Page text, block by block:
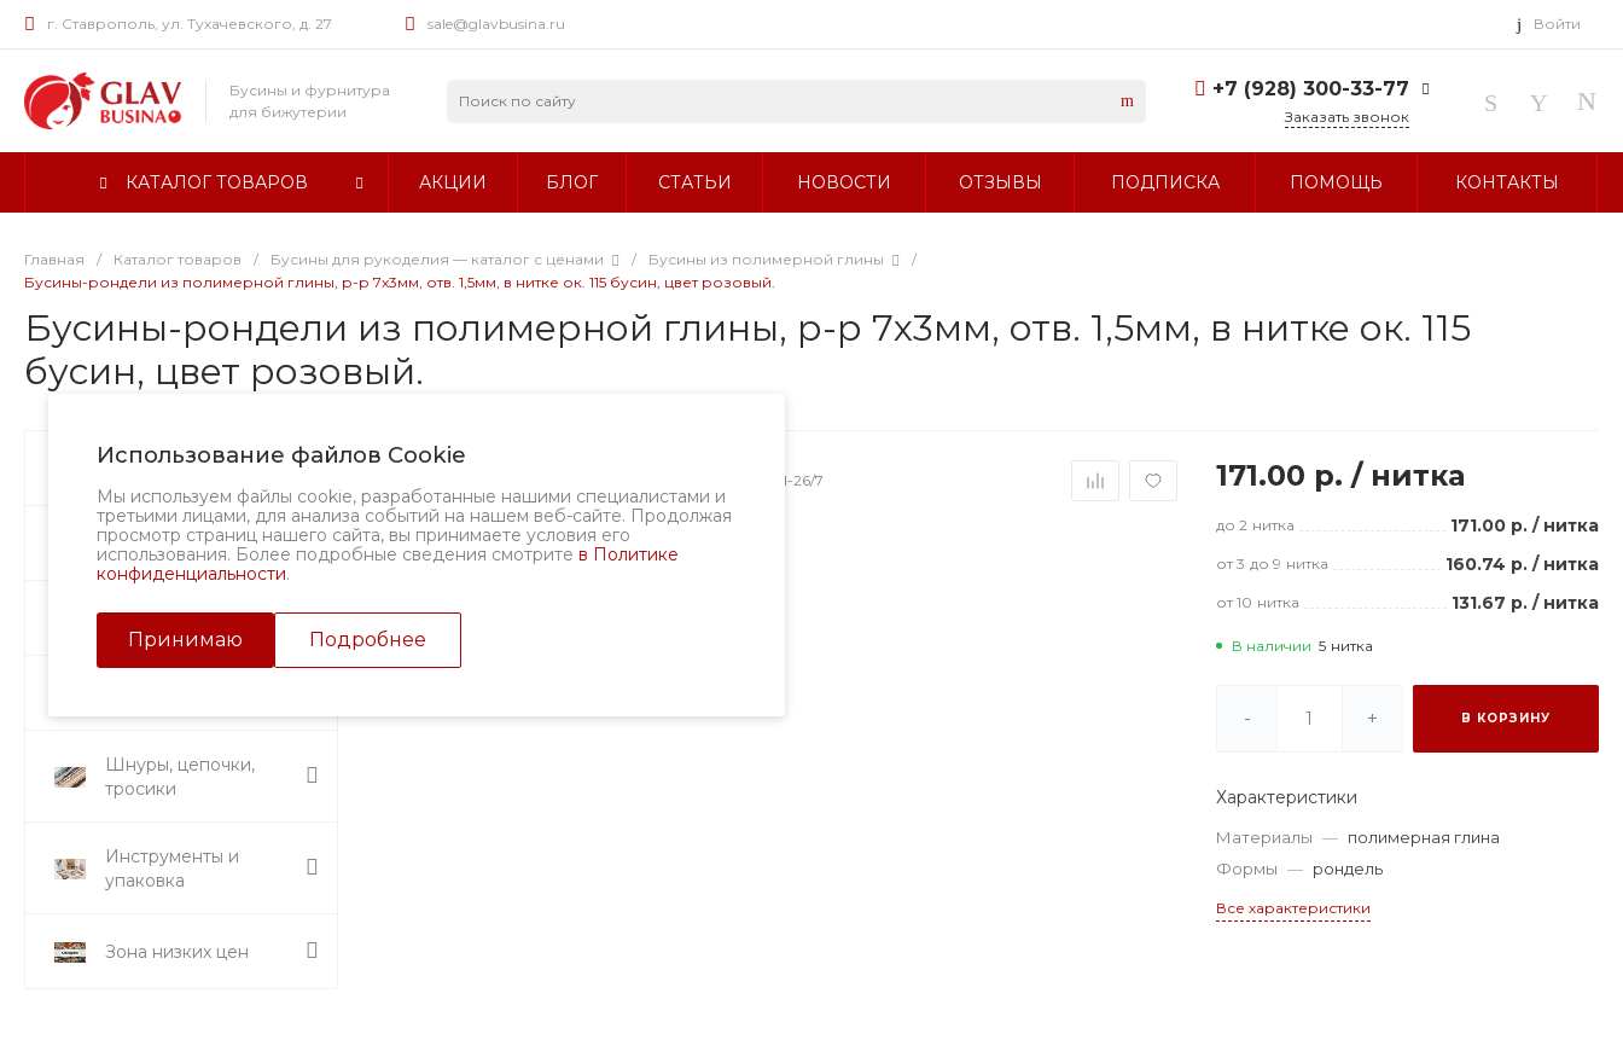
г. Ставрополь, ул. Тухачевского, д. 27 sale@glavbusina.ru Войти
Бусины и фурнитура
для бижутерии
+7 (928) 300-33-77
г. Ставрополь, ул.
Заказать звонок
КАТАЛОГ ТОВАРОВ АКЦИИ БЛОГ СТАТЬИ НОВОСТИ ОТЗЫВЫ ПОДПИСКА ПОМОЩЬ КОНТАКТЫ
Главная / Каталог товаров / Бусины для рукоделия — каталог с ценами / Бусины из полимерной глины
/
Бусины-рондели из полимерной глины, р-р 7х3мм, отв. 1,5мм, в нитке ок. 115 бусин, цвет розовый.
Бусины-рондели из полимерной глины, р-р 7х3мм, отв. 1,5мм, в нитке ок. 115
бусин, цвет розовый.
Использование файлов Cookie
Мы используем файлы cookie, разработанные нашими специалистами и
третьими лицами, для анализа событий на нашем веб-сайте. Продолжая
просмотр страниц нашего сайта, вы принимаете условия его
использования. Более подробные сведения смотрите в Политике
конфиденциальности.
Принимаю Подробнее
Бусины
Фурнитура
Подвески и кулоны
Шнуры, цепочки,
тросики
Инструменты и
упаковка
Зона низких цен
1801-26/7 171.00 р./ нитка
до 2 нитка 171.00 р. / нитка
от 3 до 9 нитка 160.74 р. / нитка
от 10 нитка 131.67 р. / нитка
В наличии 5 нитка
- + В КОРЗИНУ
Характеристики
Материалы — полимерная глина
Формы — рондель
Все характеристики